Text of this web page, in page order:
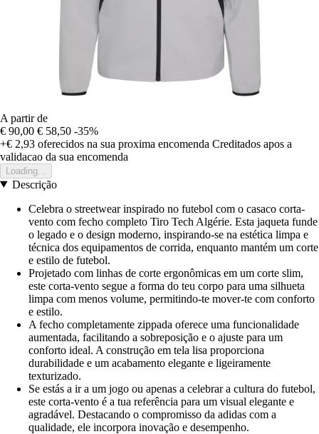
A partir de
€ 90,00 € 58,50 -35%
+€ 2,93 oferecidos na sua proxima encomenda Creditados apos a
validacao da sua encomenda
Loading...
Descrição
Celebra o streetwear inspirado no futebol com o casaco corta-
vento com fecho completo Tiro Tech Algérie. Esta jaqueta funde
o legado e o design moderno, inspirando-se na estética limpa e
técnica dos equipamentos de corrida, enquanto mantém um corte
e estilo de futebol.
Projetado com linhas de corte ergonômicas em um corte slim,
este corta-vento segue a forma do teu corpo para uma silhueta
limpa com menos volume, permitindo-te mover-te com conforto
e estilo.
A fecho completamente zippada oferece uma funcionalidade
aumentada, facilitando a sobreposição e o ajuste para um
conforto ideal. A construção em tela lisa proporciona
durabilidade e um acabamento elegante e ligeiramente
texturizado.
Se estás a ir a um jogo ou apenas a celebrar a cultura do futebol,
este corta-vento é a tua referência para um visual elegante e
agradável. Destacando o compromisso da adidas com a
qualidade, ele incorpora inovação e desempenho.